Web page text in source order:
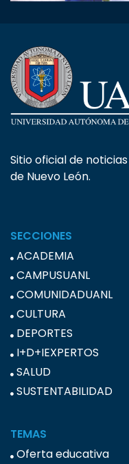
Sitio oficial de
de Nuevo León.
SECCIONES
ACADEMIA
CAMPUSUANL
COMUNIDADUANL
CULTURA
DEPORTES
I+D+IEXPERTOS
SALUD
SUSTENTABILIDAD
TEMAS
Oferta educativa